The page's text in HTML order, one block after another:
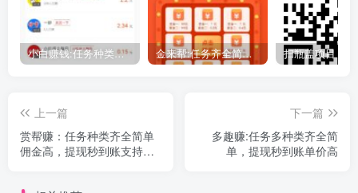
小白赚钱:任务种类齐全，简单，客户多，每天赚点小米 金来帮:任务齐全简单单价高，多种活动奖励拿到手软
上一篇
赏帮赚：任务种类齐全简单
佣金高，提现秒到账支持微
下一篇
多趣赚:任务多种类齐全简
单，提现秒到账单价高